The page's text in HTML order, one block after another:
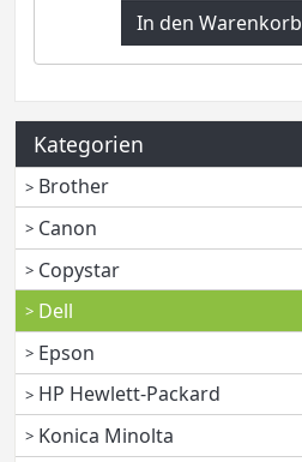
In den Warenkorb
Kategorien
Brother
Canon
Copystar
Dell
Epson
HP Hewlett-Packard
Konica Minolta